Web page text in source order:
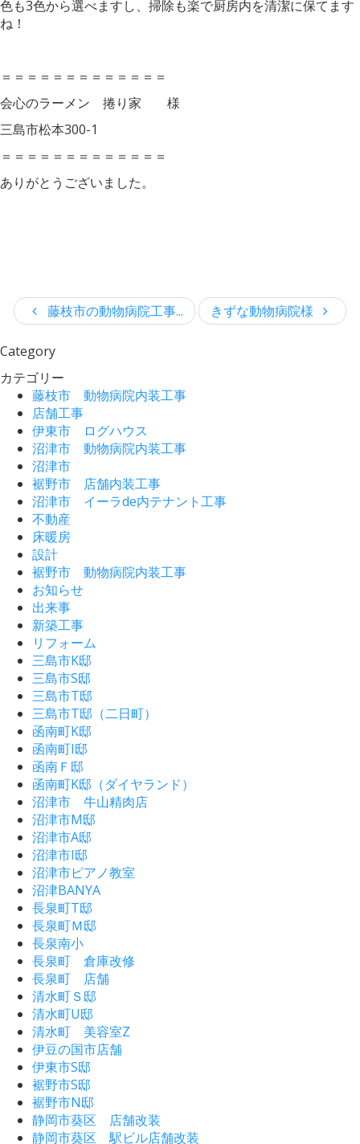
色も3色から選べますし、掃除も楽で厨房内を清潔に保てます
ね！
＝＝＝＝＝＝＝＝＝＝＝＝＝
会心のラーメン 捲り家 様
三島市松本300-1
＝＝＝＝＝＝＝＝＝＝＝＝＝
ありがとうございました。
藤枝市の動物病院工事... きずな動物病院様
Category
カテゴリー
藤枝市 動物病院内装工事
店舗工事
伊東市 ログハウス
沼津市 動物病院内装工事
沼津市
裾野市 店舗内装工事
沼津市 イーラde内テナント工事
不動産
床暖房
設計
裾野市 動物病院内装工事
お知らせ
出来事
新築工事
リフォーム
三島市K邸
三島市S邸
三島市T邸
三島市T邸（二日町）
函南町K邸
函南町I邸
函南Ｆ邸
函南町K邸（ダイヤランド）
沼津市 牛山精肉店
沼津市M邸
沼津市A邸
沼津市I邸
沼津市ピアノ教室
沼津BANYA
長泉町T邸
長泉町Ｍ邸
長泉南小
長泉町 倉庫改修
長泉町 店舗
清水町Ｓ邸
清水町U邸
清水町 美容室Z
伊豆の国市店舗
伊東市S邸
裾野市S邸
裾野市N邸
静岡市葵区 店舗改装
静岡市葵区 駅ビル店舗改装